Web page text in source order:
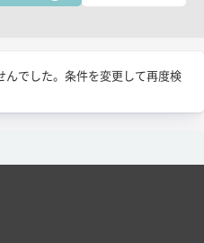
でした。条件を変更して再度検